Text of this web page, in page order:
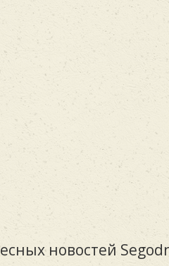
новостей